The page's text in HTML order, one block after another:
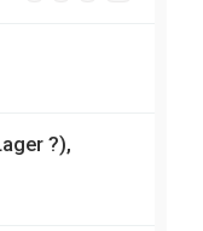
?),